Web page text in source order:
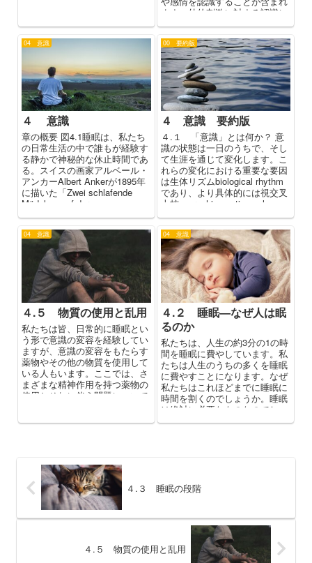
化されます。睡眠の最初の3段
階はノンレム睡眠であり、最後
の4段階目がレム睡眠です。こ
こでは、それぞれの睡眠段階
と、それに伴う脳波の活動パタ
ーンについて説明します。
ます。外的刺激に対する認識に
は、太陽の光を見たり、部屋の
聞いたりする経験が含まれま
す。
04 意識
４ 意識
章の概要 図4.1睡眠は、私たち
の日常生活の中で誰もが経験す
る静かで神秘的な休止時間であ
る。スイスの画家アルベール・
アンカーAlbert Ankerが1895年
に描いた「Zwei schlafende
Mädchen auf der...
00 要約版
４ 意識 要約版
４.１ 「意識」とは何か？ 意
識の状態は一日のうちで、そし
て生涯を通じて変化します。こ
れらの変化における重要な要因
は生体リズムbiological rhythm
であり、より具体的には視交叉
上核suprachiasmatic nucl...
04 意識
４.５ 物質の使用と乱用
私たちは皆、日常的に睡眠とい
う形で意識の変容を経験してい
ますが、意識の変容をもたらす
薬物やその他の物質を使用して
いる人もいます。ここでは、さ
まざまな精神作用を持つ薬物の
使用とそれに伴う問題について
について簡単に説明します。
04 意識
４.２ 睡眠—なぜ人は眠
るのか
私たちは、人生の約3分の1の時
間を睡眠に費やしています。私
たちは人生のうちの多くを睡眠
に費やすことになります。なぜ
私たちはこれほどまでに睡眠に
時間を割くのでしょうか。睡眠
は絶対に必要なものなのでしょ
うか？ここでは、これらの疑問
４.３ 睡眠の段階
４.５ 物質の使用と乱用